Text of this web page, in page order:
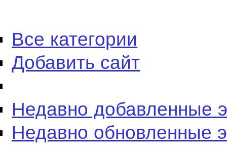
Все категории
Добавить сайт
Недавно добавленные
Недавно обновленные